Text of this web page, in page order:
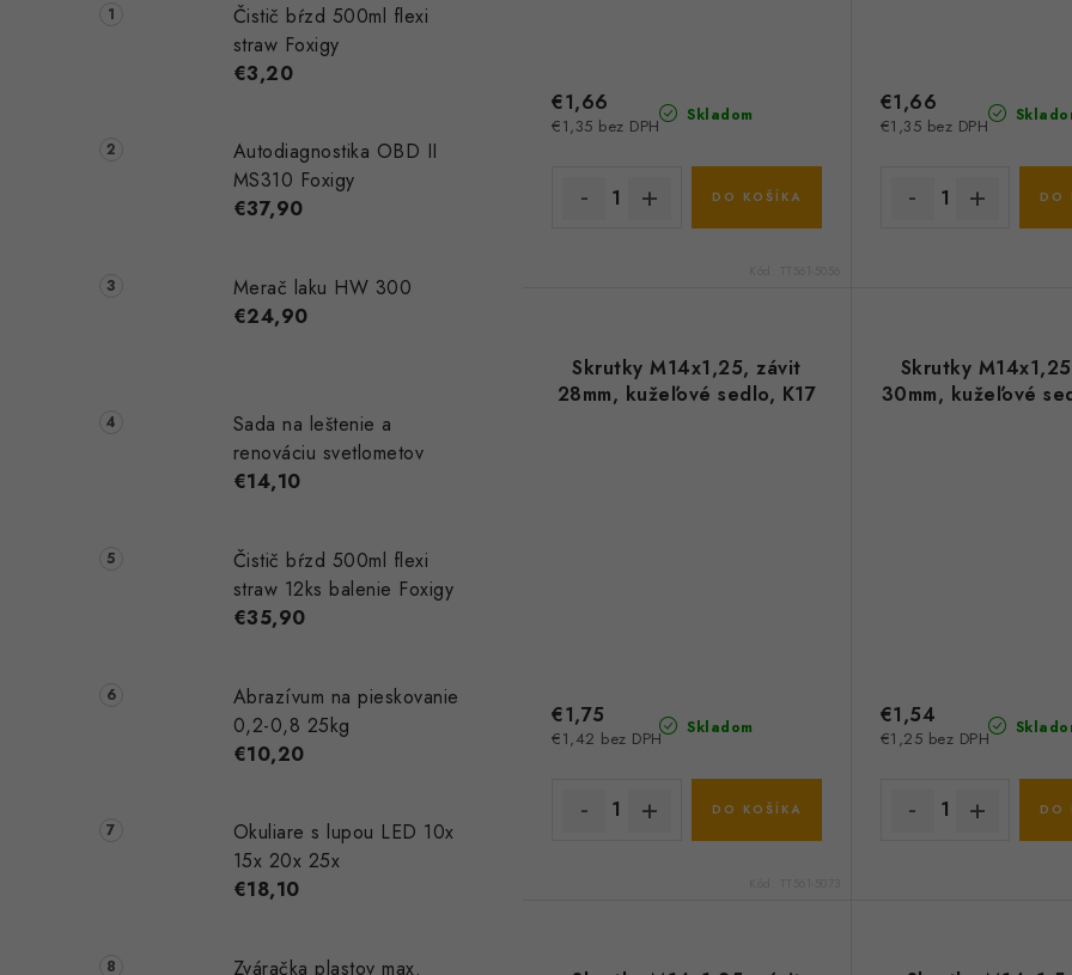
Čistič bŕzd 500ml flexi
straw Foxigy
€3,20
Autodiagnostika OBD II
MS310 Foxigy
€37,90
Merač laku HW 300
€24,90
Sada na leštenie a
renováciu svetlometov
€14,10
Čistič bŕzd 500ml flexi
straw 12ks balenie Foxigy
€35,90
Abrazívum na pieskovanie
0,2-0,8 25kg
€10,20
Okuliare s lupou LED 10x
15x 20x 25x
€18,10
Zváračka plastov max.
Skladom
€1,35 bez DPH
€1,66
DO KOŠÍKA
€1,35 bez DPH
€1,66
DO
Skrutky M14x1,25, závit
28mm, kužeľové sedlo, K17
Skladom
€1,42 bez DPH
€1,75
DO KOŠÍKA
Skrutky
30mm, kužeľové
€1,25 bez DPH
€1,54
DO